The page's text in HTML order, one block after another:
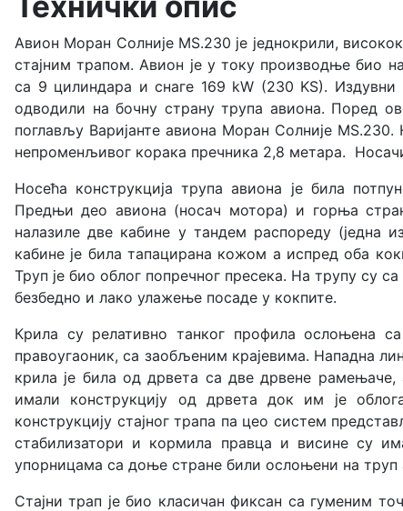
Авион Моран Солније MS.230 је једнокрили,
стајним трапом. Авион је у току производње био
са 9 цилиндара и снаге 169 kW (230 KS).
одводили на бочну страну трупа авиона. Поред
поглављу Варијанте авиона Моран Солније
непроменљивог корака пречника 2,8 метара.
Носећа конструкција трупа авиона је била
Предњи део авиона (носач мотора) и горња
налазиле две кабине у тандем распореду (једна
кабине је била тапацирана кожом а испред оба
Труп је био облог попречног пресека. На трупу су
безбедно и лако улажење посаде у кокпите.
Крила су релативно танког профила ослоњена
правоугаоник, са заобљеним крајевима. Нападна
крила је била од дрвета са две дрвене
имали конструкцију од дрвета док им је
конструкцију стајног трапа па цео систем
стабилизатори и кормила правца и висине су
упорницама са доње стране били ослоњени на труп
Стајни трап је био класичан фиксан са гуменим